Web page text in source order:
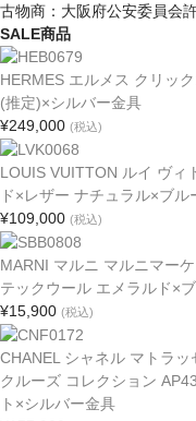
古物商：大阪府公安委員会
SALE商品
HERMES エルメス クリッ
(推定)×シルバー金具
¥249,000 (税込)
LOUIS VUITTON ルイ ヴィ
ド×レザー ナチュラル×ブル
¥109,000 (税込)
MARNI マルニ マルニマー
テックウール エメラルド×
¥15,900 (税込)
CHANEL シャネル マトラ
クルーズ コレクション
ト×シルバー金具